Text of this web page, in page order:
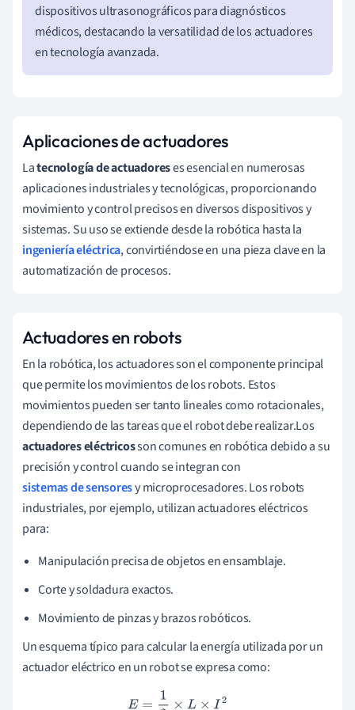
dispositivos ultrasonográficos para diagnósticos
médicos, destacando la versatilidad de los actuadores
en tecnología avanzada.
Aplicaciones de actuadores
Latecnología de actuadoreses esencial en numerosas
aplicaciones industriales y tecnológicas, proporcionando
movimiento y control precisos en diversos dispositivos y
sistemas. Su uso se extiende desde la robótica hasta la
ingeniería eléctrica, convirtiéndose en una pieza clave en la
automatización de procesos.
Actuadores en robots
En la robótica, los actuadores son el componente principal
que permite los movimientos de los robots. Estos
movimientos pueden ser tanto lineales como rotacionales,
dependiendo de las tareas que el robot debe realizar.Los
actuadores eléctricosson comunes en robótica debido a su
precisión y control cuando se integran con
sistemas de sensoresy microprocesadores. Los robots
industriales, por ejemplo, utilizan actuadores eléctricos
para:
Manipulación precisa de objetos en ensamblaje.
Corte y soldadura exactos.
Movimiento de pinzas y brazos robóticos.
Un esquema típico para calcular la energía utilizada por un
actuador eléctrico en un robot se expresa como:
E =1 2×L ×I 2